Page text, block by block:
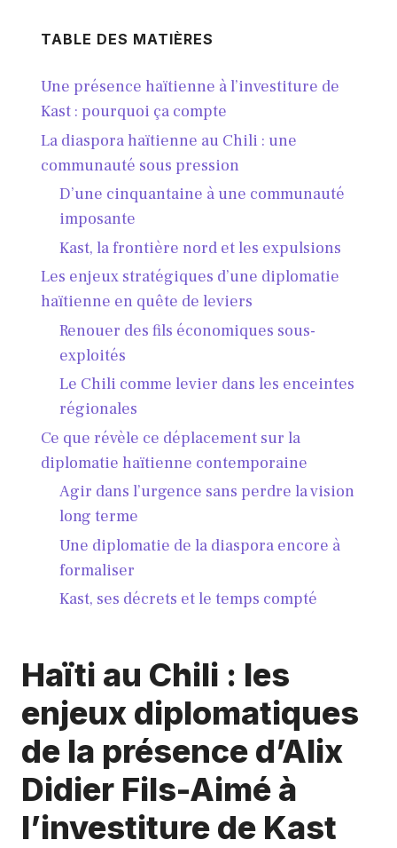
TABLE DES MATIÈRES
Une présence haïtienne à l’investiture de
Kast : pourquoi ça compte
La diaspora haïtienne au Chili : une
communauté sous pression
D’une cinquantaine à une communauté
imposante
Kast, la frontière nord et les expulsions
Les enjeux stratégiques d’une diplomatie
haïtienne en quête de leviers
Renouer des fils économiques sous-
exploités
Le Chili comme levier dans les enceintes
régionales
Ce que révèle ce déplacement sur la
diplomatie haïtienne contemporaine
Agir dans l’urgence sans perdre la vision
long terme
Une diplomatie de la diaspora encore à
formaliser
Kast, ses décrets et le temps compté
Haïti au Chili : les
enjeux diplomatiques
de la présence d’Alix
Didier Fils-Aimé à
l’investiture de Kast